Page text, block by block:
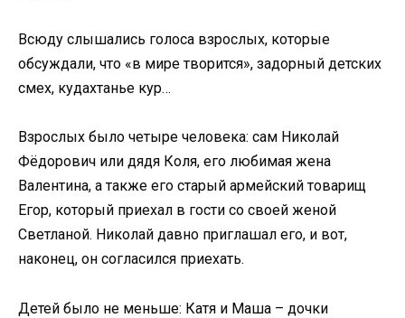
Всюду слышались голоса взрослых, которые
обсуждали, что «в мире творится», задорный детских
смех, кудахтанье кур…
Взрослых было четыре человека: сам Николай
Фёдорович или дядя Коля, его любимая жена
Валентина, а также его старый армейский товарищ
Егор, который приехал в гости со своей женой
Светланой. Николай давно приглашал его, и вот,
наконец, он согласился приехать.
Детей было не меньше: Катя и Маша – дочки